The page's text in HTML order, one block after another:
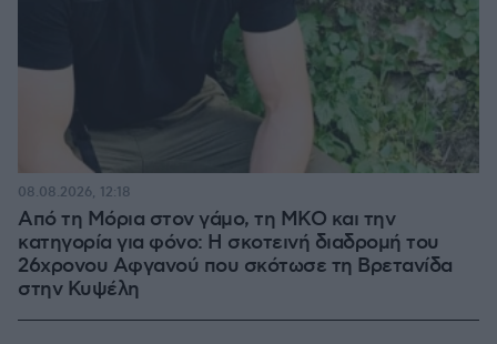
Από τη Μόρια στον γάμο, τη ΜΚΟ και την
κατηγορία για φόνο: Η σκοτεινή διαδρομή του
26χρονου Αφγανού που σκότωσε τη Βρετανίδα
στην Κυψέλη
08.08.2026, 12:18